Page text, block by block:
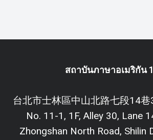
สถาบันภาษาอเมริกัน
台北市士林區中山北路七段14
No. 11-1, 1F, Alley 30, Lane
Zhongshan North Road, Shilin